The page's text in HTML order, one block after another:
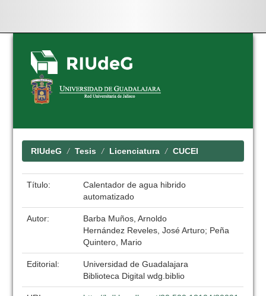
Skip
navigation
RIUdeG Tesis Licenciatura CUCEI
Título:
Calentador de agua hibrido
automatizado
Autor:
Barba Muños, Arnoldo
Hernández Reveles, José Arturo; Peña
Quintero, Mario
Editorial:
Universidad de Guadalajara
Biblioteca Digital wdg.biblio